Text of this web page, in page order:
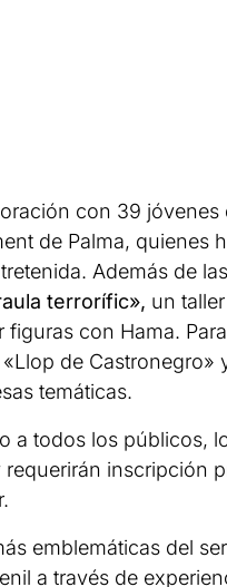
con 39 jóvenes
de Palma, quienes
Además de las
terrorífic», un
con Hama.
de Castronegro»
temáticas.
a todos los públicos,
inscripción
emblemáticas del
a través de